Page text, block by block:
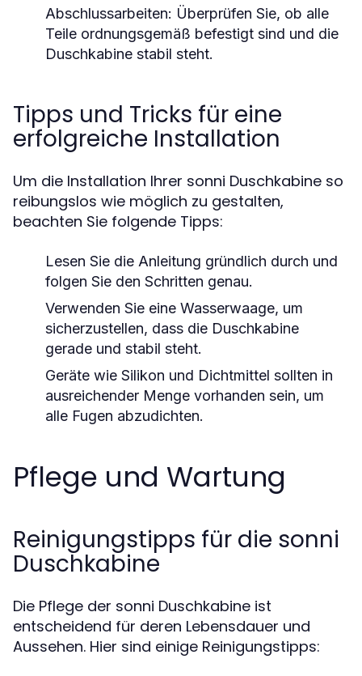
Abschlussarbeiten: Überprüfen Sie, ob alle
Teile ordnungsgemäß befestigt sind und die
Duschkabine stabil steht.
Tipps und Tricks für eine
erfolgreiche Installation
Um die Installation Ihrer sonni Duschkabine so
reibungslos wie möglich zu gestalten,
beachten Sie folgende Tipps:
Lesen Sie die Anleitung gründlich durch und
folgen Sie den Schritten genau.
Verwenden Sie eine Wasserwaage, um
sicherzustellen, dass die Duschkabine
gerade und stabil steht.
Geräte wie Silikon und Dichtmittel sollten in
ausreichender Menge vorhanden sein, um
alle Fugen abzudichten.
Pflege und Wartung
Reinigungstipps für die sonni
Duschkabine
Die Pflege der sonni Duschkabine ist
entscheidend für deren Lebensdauer und
Aussehen. Hier sind einige Reinigungstipps: